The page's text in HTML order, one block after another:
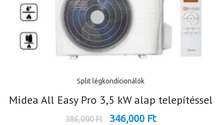
Split légkondícionálók
Midea All Easy Pro 3,5 kW alap telepítéssel
386,000Ft 346,000 Ft